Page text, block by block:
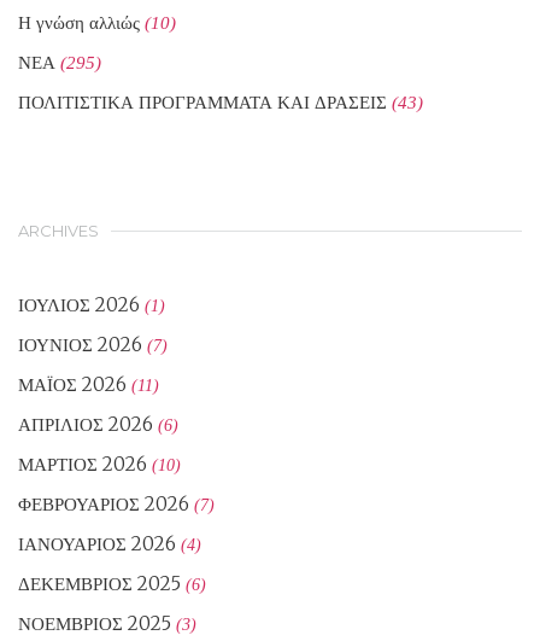
Η γνώση αλλιώς (10)
ΝΕΑ (295)
ΠΟΛΙΤΙΣΤΙΚΑ ΠΡΟΓΡΑΜΜΑΤΑ ΚΑΙ ΔΡΑΣΕΙΣ (43)
ARCHIVES
ΙΟΎΛΙΟΣ 2026 (1)
ΙΟΎΝΙΟΣ 2026 (7)
ΜΆΙΟΣ 2026 (11)
ΑΠΡΊΛΙΟΣ 2026 (6)
ΜΆΡΤΙΟΣ 2026 (10)
ΦΕΒΡΟΥΆΡΙΟΣ 2026 (7)
ΙΑΝΟΥΆΡΙΟΣ 2026 (4)
ΔΕΚΈΜΒΡΙΟΣ 2025 (6)
ΝΟΈΜΒΡΙΟΣ 2025 (3)